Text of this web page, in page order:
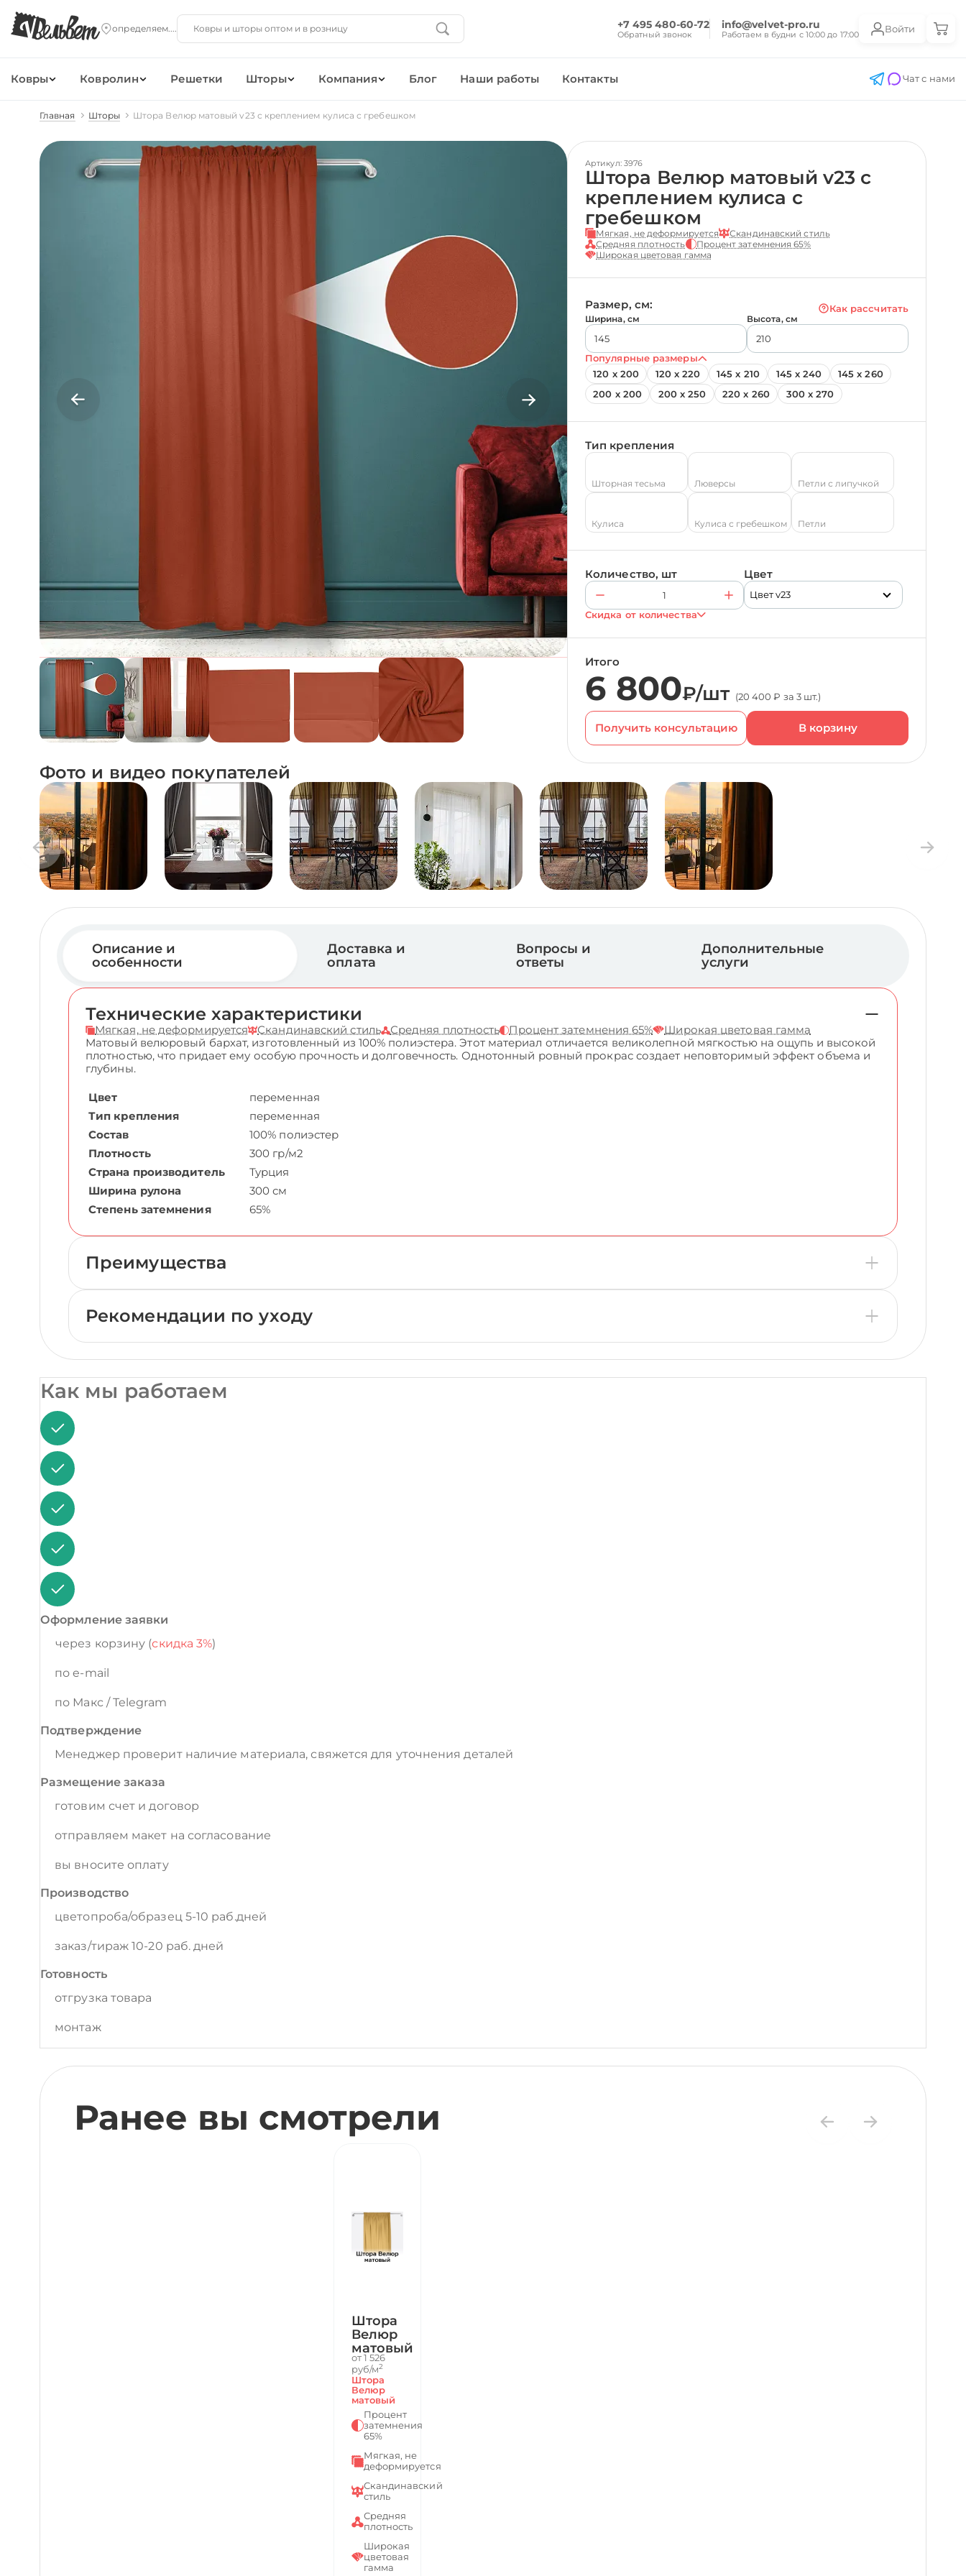
+7 495 480-60-72
Обратный звонок
info@velvet-pro.ru
Работаем в будни с 10:00 до 17:00
Войти
Ковры Ковролин Решетки Шторы Компания Блог Наши работы Контакты Чат с нами
Главная Шторы Штора Велюр матовый v23 с креплением кулиса с гребешком
Артикул: 3976
Штора Велюр матовый v23 с
креплением кулиса с
гребешком
Мягкая, не деформируется
Скандинавский стиль
Средняя плотность
Процент затемнения 65%
Широкая цветовая гамма
Размер, см: Как рассчитать
Ширина, см Высота, см
Популярные размеры
120 х 200
120 х 220 145 х 210 145 х 240
145 х 260
200 х 200
200 х 250 220 х 260 300 х 270
Тип крепления
Шторная тесьма Люверсы Петли с липучкой
Кулиса Кулиса с гребешком Петли
Количество, шт Цвет
Цвет v23
Скидка от количества
Итого
6 800₽/шт (20 400 ₽ за 3 шт.)
Получить консультацию
Фото и видео покупателей
Описание и
особенности
Доставка и
оплата
Вопросы и
ответы
Дополнительные
услуги
Технические характеристики
Мягкая, не деформируется Скандинавский стиль Средняя плотность Процент затемнения 65%
Широкая цветовая гамма
Матовый велюровый бархат, изготовленный из 100% полиэстера. Этот материал отличается великолепной мягкостью на ощупь и высокой
плотностью, что придает ему особую прочность и долговечность. Однотонный ровный прокрас создает неповторимый эффект объема и
глубины.
Цвет
переменная
Тип крепления
переменная
Состав
100% полиэстер
Плотность
300 гр/м2
Страна производитель
Турция
Ширина рулона
300 см
Степень затемнения
65%
Преимущества
Рекомендации по уходу
Как мы работаем
Оформление заявки
через корзину (скидка 3%)
по e-mail
по Макс / Telegram
Подтверждение
Менеджер проверит наличие материала, свяжется для уточнения деталей
Размещение заказа
готовим счет и договор
отправляем макет на согласование
вы вносите оплату
Производство
цветопроба/образец 5-10 раб.дней
заказ/тираж 10-20 раб. дней
Готовность
отгрузка товара
монтаж
Ранее вы смотрели
Штора
Велюр
матовый
от 1 526
руб/м2
Штора
Велюр
матовый
Процент
затемнения
65%
Мягкая, не
деформируется
Скандинавский
стиль
Средняя
плотность
Широкая
цветовая
гамма